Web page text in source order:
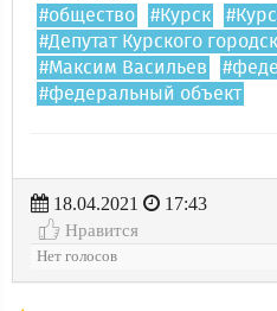
#общество #Курск
#Депутат Курского
#Максим Васильев
#федеральный объект
18.04.2021
17:43
Нравится
Нет голосов